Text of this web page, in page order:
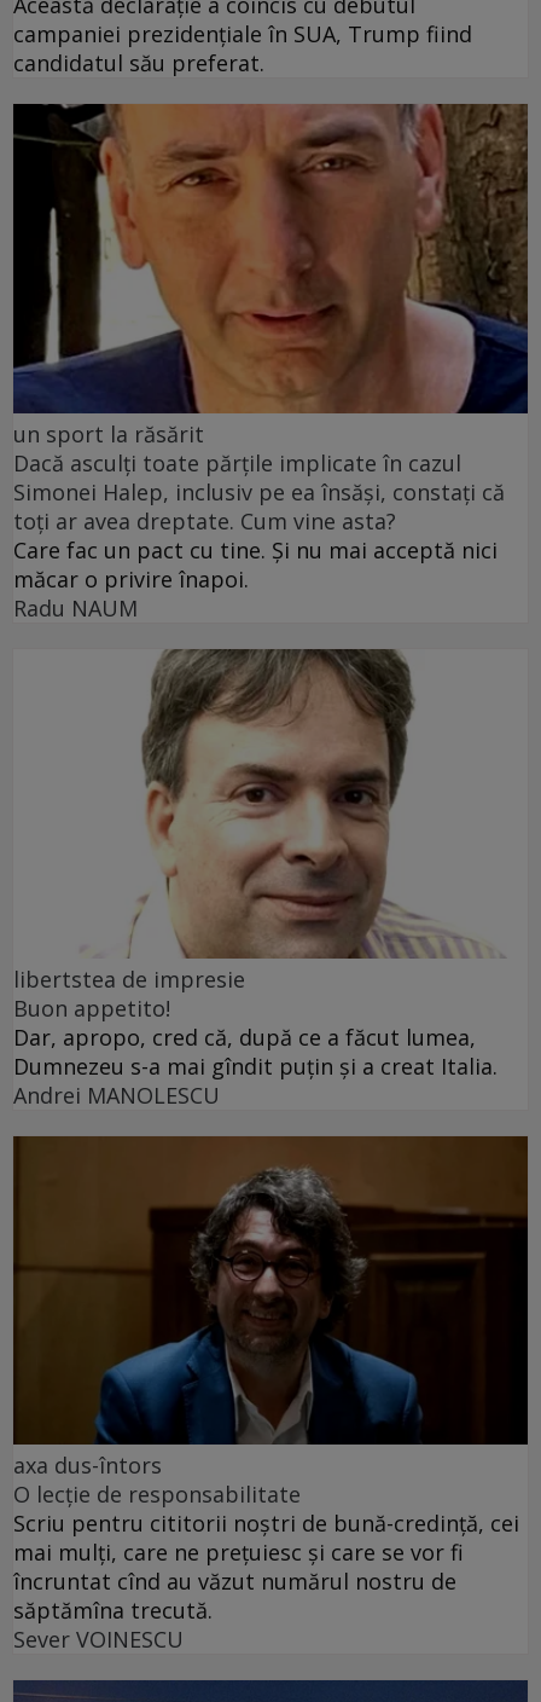
campaniei prezidențiale în SUA, Trump fiind
candidatul său preferat.
un sport la răsărit
Dacă asculți toate părțile implicate în cazul
Simonei Halep, inclusiv pe ea însăși, constați că
toți ar avea dreptate. Cum vine asta?
Care fac un pact cu tine. Și nu mai acceptă nici
măcar o privire înapoi.
Radu NAUM
libertstea de impresie
Buon appetito!
Dar, apropo, cred că, după ce a făcut lumea,
Dumnezeu s-a mai gîndit puțin și a creat Italia.
Andrei MANOLESCU
axa dus-întors
O lecție de responsabilitate
Scriu pentru cititorii noștri de bună-credință, cei
mai mulți, care ne prețuiesc și care se vor fi
încruntat cînd au văzut numărul nostru de
săptămîna trecută.
Sever VOINESCU